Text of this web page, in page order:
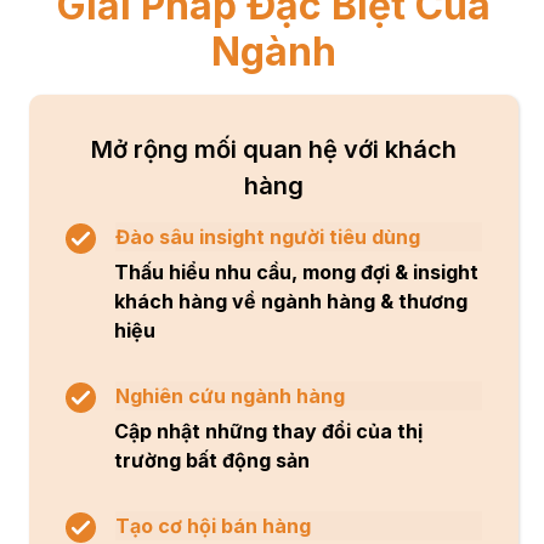
Ngành
Mở rộng mối quan hệ với khách
hàng
Đào sâu insight người tiêu dùng
Thấu hiểu nhu cầu, mong đợi & insight
khách hàng về ngành hàng & thương
hiệu
Nghiên cứu ngành hàng
Cập nhật những thay đổi của thị
trường bất động sản
Tạo cơ hội bán hàng